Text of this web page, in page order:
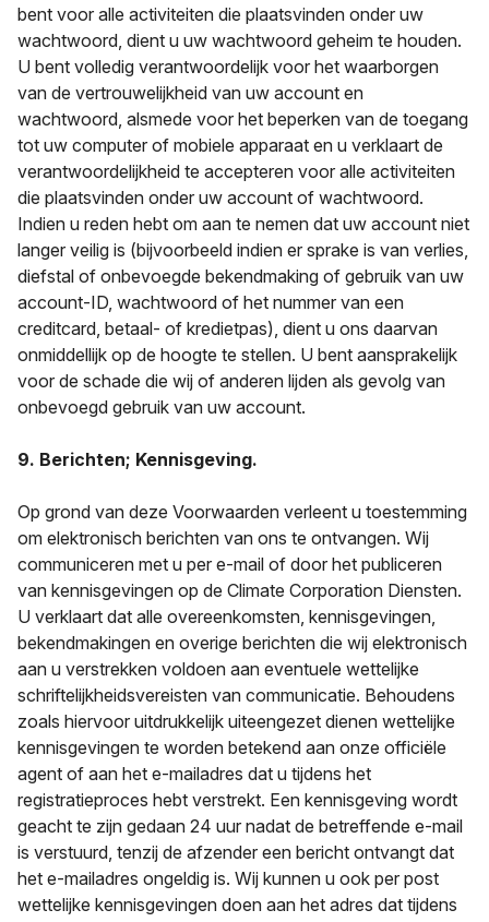
bent voor alle activiteiten die plaatsvinden onder uw
wachtwoord, dient u uw wachtwoord geheim te houden.
U bent volledig verantwoordelijk voor het waarborgen
van de vertrouwelijkheid van uw account en
wachtwoord, alsmede voor het beperken van de toegang
tot uw computer of mobiele apparaat en u verklaart de
verantwoordelijkheid te accepteren voor alle activiteiten
die plaatsvinden onder uw account of wachtwoord.
Indien u reden hebt om aan te nemen dat uw account niet
langer veilig is (bijvoorbeeld indien er sprake is van verlies,
diefstal of onbevoegde bekendmaking of gebruik van uw
account-ID, wachtwoord of het nummer van een
creditcard, betaal- of kredietpas), dient u ons daarvan
onmiddellijk op de hoogte te stellen. U bent aansprakelijk
voor de schade die wij of anderen lijden als gevolg van
onbevoegd gebruik van uw account.
9. Berichten; Kennisgeving.
Op grond van deze Voorwaarden verleent u toestemming
om elektronisch berichten van ons te ontvangen. Wij
communiceren met u per e-mail of door het publiceren
van kennisgevingen op de Climate Corporation Diensten.
U verklaart dat alle overeenkomsten, kennisgevingen,
bekendmakingen en overige berichten die wij elektronisch
aan u verstrekken voldoen aan eventuele wettelijke
schriftelijkheidsvereisten van communicatie. Behoudens
zoals hiervoor uitdrukkelijk uiteengezet dienen wettelijke
kennisgevingen te worden betekend aan onze officiële
agent of aan het e-mailadres dat u tijdens het
registratieproces hebt verstrekt. Een kennisgeving wordt
geacht te zijn gedaan 24 uur nadat de betreffende e-mail
is verstuurd, tenzij de afzender een bericht ontvangt dat
het e-mailadres ongeldig is. Wij kunnen u ook per post
wettelijke kennisgevingen doen aan het adres dat tijdens